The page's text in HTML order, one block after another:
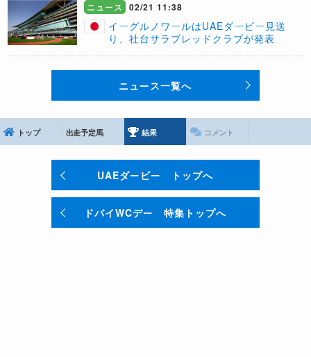
ニュース 02/21 11:38
イーグルノワールはUAEダービー見送
り、社台サラブレッドクラブが発表
ニュース一覧へ
トップ 出走予定馬 結果 コメント
UAEダービー トップへ
ドバイWCデー 特集トップへ